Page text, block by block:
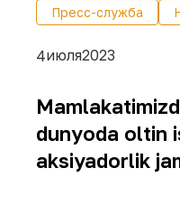
Пресс-служба
4июля2023
dunyoda oltin
aksiyadorlik